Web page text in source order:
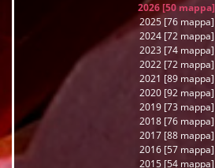
2026 [50 mappa]
2025 [76 mappa]
2024 [72 mappa]
2023 [74 mappa]
2022 [72 mappa]
2021 [89 mappa]
2020 [92 mappa]
2019 [73 mappa]
2018 [76 mappa]
2017 [88 mappa]
2016 [57 mappa]
2015 [54 mappa]